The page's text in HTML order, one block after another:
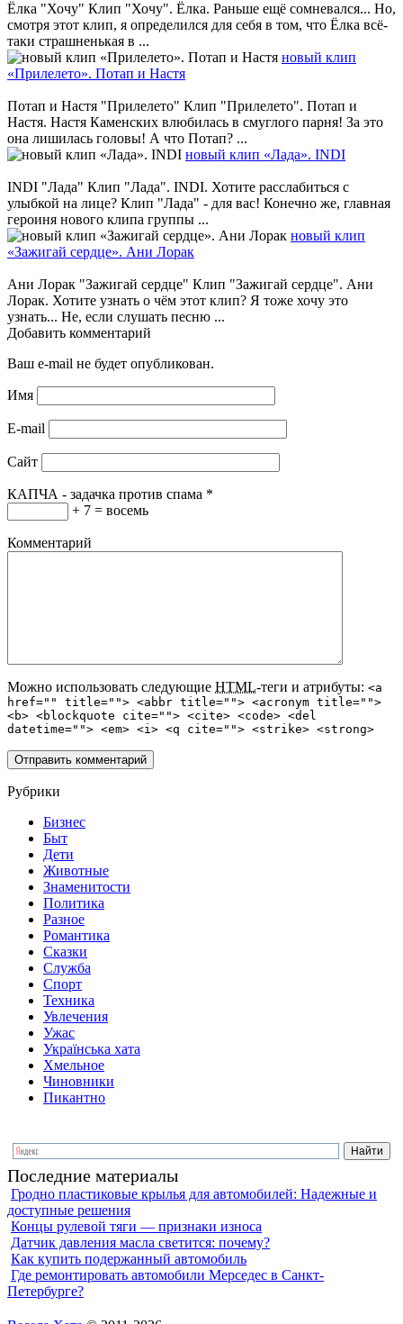
Ёлка "Хочу" Клип "Хочу". Ёлка. Раньше ещё сомневался... Но,
смотря этот клип, я определился для себя в том, что Ёлка всё-
таки страшненькая в ...
новый клип
«Прилелето». Потап и Настя
Потап и Настя "Прилелето" Клип "Прилелето". Потап и
Настя. Настя Каменских влюбилась в смуглого парня! За это
она лишилась головы! А что Потап? ...
новый клип «Лада». INDI
INDI "Лада" Клип "Лада". INDI. Хотите расслабиться с
улыбкой на лице? Клип "Лада" - для вас! Конечно же, главная
героиня нового клипа группы ...
новый клип
«Зажигай сердце». Ани Лорак
Ани Лорак "Зажигай сердце" Клип "Зажигай сердце". Ани
Лорак. Хотите узнать о чём этот клип? Я тоже хочу это
узнать... Не, если слушать песню ...
Добавить комментарий
Ваш e-mail не будет опубликован.
Имя
E-mail
Сайт
КАПЧА - задачка против спама *
+ 7 = восемь
Комментарий
Можно использовать следующие HTML-теги и атрибуты: <a
href="" title=""> <abbr title=""> <acronym title="">
<b> <blockquote cite=""> <cite> <code> <del
datetime=""> <em> <i> <q cite=""> <strike> <strong>
Рубрики
Бизнес
Быт
Дети
Животные
Знаменитости
Политика
Разное
Романтика
Сказки
Служба
Спорт
Техника
Увлечения
Ужас
Українська хата
Хмельное
Чиновники
Пикантно
Последние материалы
Гродно пластиковые крылья для автомобилей: Надежные и
доступные решения
Концы рулевой тяги — признаки износа
Датчик давления масла светится: почему?
Как купить подержанный автомобиль
Где ремонтировать автомобили Мерседес в Санкт-
Петербурге?